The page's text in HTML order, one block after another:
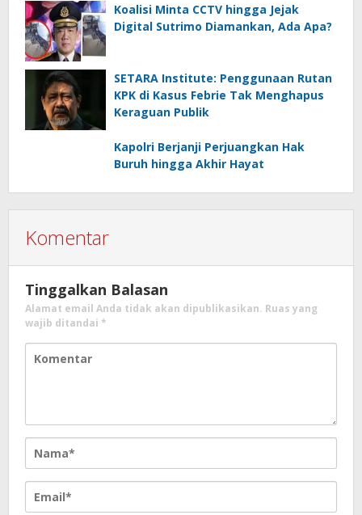
Koalisi Minta CCTV hingga Jejak
Digital Sutrimo Diamankan, Ada Apa?
SETARA Institute: Penggunaan Rutan
KPK di Kasus Febrie Tak Menghapus
Keraguan Publik
Kapolri Berjanji Perjuangkan Hak
Buruh hingga Akhir Hayat
Komentar
Tinggalkan Balasan
Alamat email Anda tidak akan dipublikasikan. Ruas yang
wajib ditandai *